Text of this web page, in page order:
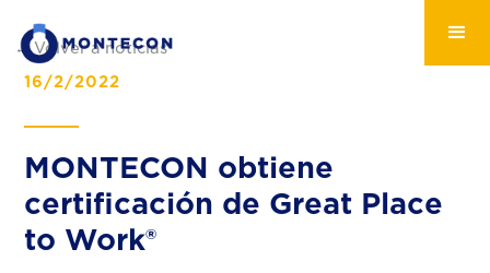
← Volver a noticias
16/2/2022
MONTECON obtiene
certificación de Great Place
to Work®